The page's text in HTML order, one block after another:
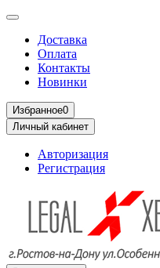
Доставка
Оплата
Контакты
Новинки
Избранное0
Личный кабинет
Авторизация
Регистрация